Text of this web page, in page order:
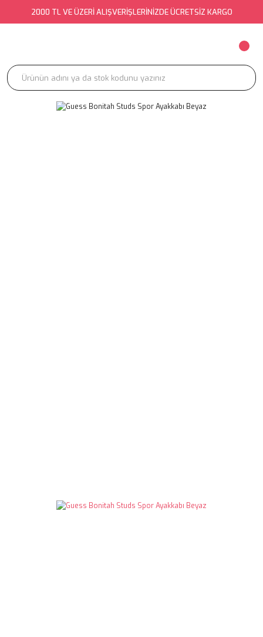
2000 TL VE ÜZERİ ALIŞVERİŞLERİNİZDE ÜCRETSİZ KARGO